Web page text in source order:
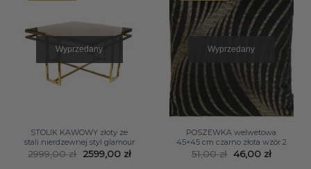
Wyprzedany
STOLIK KAWOWY złoty ze
stali nierdzewnej styl glamour
2999,00zł
Pierwotna
2599,00 złAktualna
Wyprzedany
POSZEWKA welwetowa
45×45 cm czarno złota wzór 2
51,00zł Pierwotna
cena
46,00 zł